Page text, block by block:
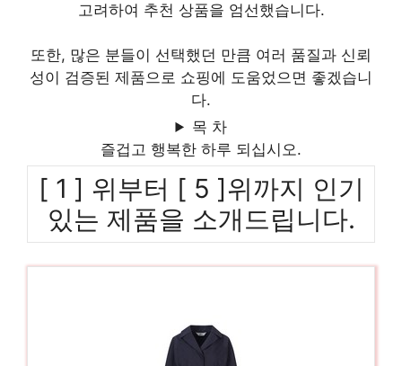
고려하여 추천 상품을 엄선했습니다.
또한, 많은 분들이 선택했던 만큼 여러 품질과 신뢰
성이 검증된 제품으로 쇼핑에 도움었으면 좋겠습니
다.
목 차
즐겁고 행복한 하루 되십시오.
[ 1 ] 위부터 [ 5 ]위까지 인기
있는 제품을 소개드립니다.